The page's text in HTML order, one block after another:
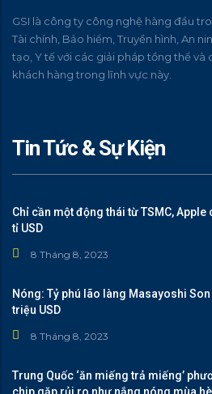
GSI là công ty công nghệ hàng đầu
Tài chính, Bảo hiểm, Truyền hình, An
tạo, Y tế với các giải pháp tồng thể
khách hàng trong lĩnh vực này.
Tin Tức & Sự Kiện
Chỉ cần một động thái từ TSMC,
tỉ USD
8 Tháng 8, 2023
Nóng: Tỷ phú lão làng Masayoshi
triệu USD
8 Tháng 8, 2023
Trung Quốc ‘ăn miếng trả miếng’